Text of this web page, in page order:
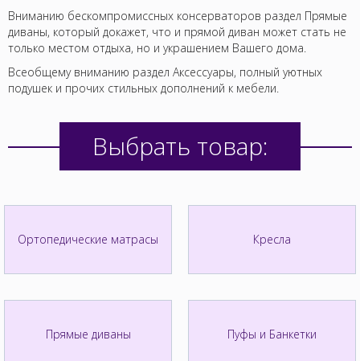
Вниманию бескомпромиссных консерваторов раздел Прямые
диваны, который докажет, что и прямой диван может стать не
только местом отдыха, но и украшением Вашего дома.
Всеобщему вниманию раздел Аксессуары, полный уютных
подушек и прочих стильных дополнений к мебели.
Выбрать товар:
Ортопедические матрасы Кресла
Прямые диваны Пуфы и Банкетки